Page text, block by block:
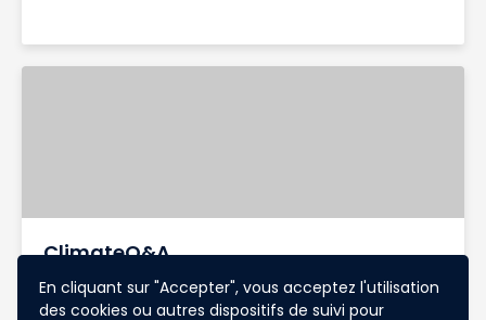
En cliquant sur "Accepter", vous acceptez l'utilisation
des cookies ou autres dispositifs de suivi pour
ClimateQ&A
Amélioration de ClimateQ&A pour répondre aux
questions sur l'adaptation climatique locale. L'IA traduira